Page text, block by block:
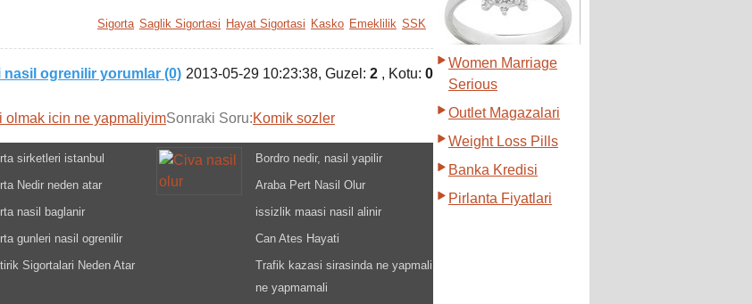
Sigorta Saglik Sigortasi Hayat Sigortasi Kasko Emeklilik SSK
ogrenilir yorumlar (0) 2013-05-29 10:23:38, Guzel: 2 , Kotu: 0
olmak icin ne yapmaliyimSonraki Soru:Komik sozler
sirketleri istanbul
Nedir neden atar
nasil baglanir
gunleri nasil ogrenilir
Sigortalari Neden Atar
Bordro nedir, nasil yapilir
Araba Pert Nasil Olur
issizlik maasi nasil alinir
Can Ates Hayati
Trafik kazasi sirasinda ne yapmali
ne yapmamali
Women Marriage
Serious
Outlet Magazalari
Weight Loss Pills
Banka Kredisi
Pirlanta Fiyatlari